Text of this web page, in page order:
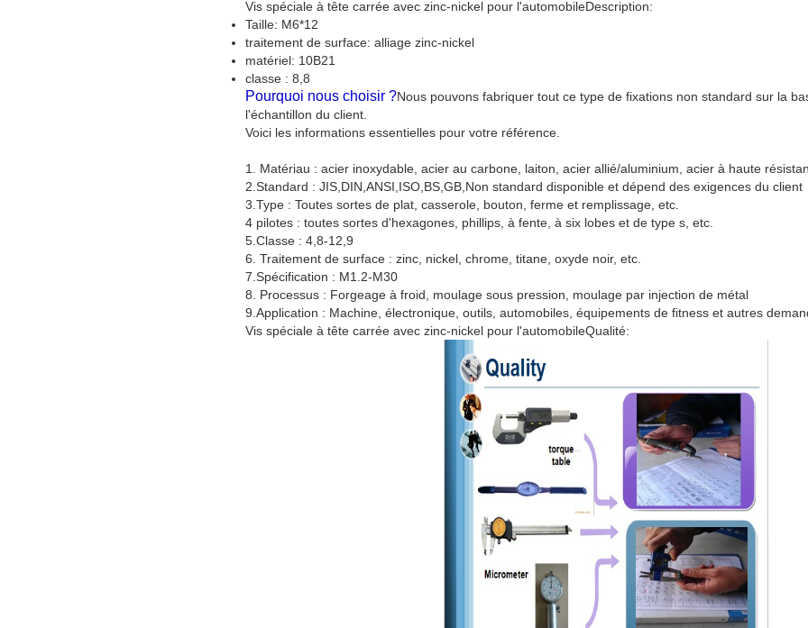
Vis spéciale à tête carrée avec zinc-nickel pour l'automobileDescription:
Taille: M6*12
traitement de surface: alliage zinc-nickel
matériel: 10B21
classe : 8,8
Pourquoi nous choisir ?Nous pouvons fabriquer tout ce type de fixations non standard sur la
l'échantillon du client.
Voici les informations essentielles pour votre référence.
1. Matériau : acier inoxydable, acier au carbone, laiton, acier allié/aluminium, acier à haute
2.Standard : JIS,DIN,ANSI,ISO,BS,GB,Non standard disponible et dépend des exigences du client
3.Type : Toutes sortes de plat, casserole, bouton, ferme et remplissage, etc.
4 pilotes : toutes sortes d'hexagones, phillips, à fente, à six lobes et de type s, etc.
5.Classe : 4,8-12,9
6. Traitement de surface : zinc, nickel, chrome, titane, oxyde noir, etc.
7.Spécification : M1.2-M30
8. Processus : Forgeage à froid, moulage sous pression, moulage par injection de métal
9.Application : Machine, électronique, outils, automobiles, équipements de fitness et autres
Vis spéciale à tête carrée avec zinc-nickel pour l'automobileQualité: